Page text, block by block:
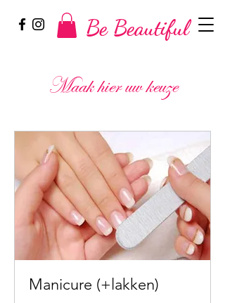
Be Beautiful
Maak hier uw keuze
Manicure (+lakken)